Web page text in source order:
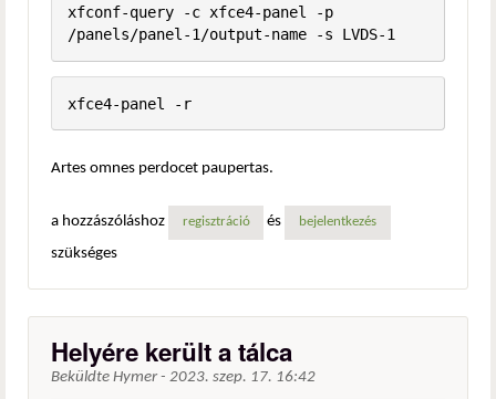
xfconf-query -c xfce4-panel -p
/panels/panel-1/output-name -s LVDS-1
xfce4-panel -r
Artes omnes perdocet paupertas.
a hozzászóláshoz regisztráció és bejelentkezés
szükséges
Helyére került a tálca
Beküldte Hymer- 2023. szep. 17. 16:42